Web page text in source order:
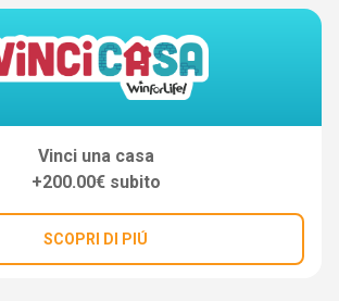
Vinci una casa
+200.00€ subito
SCOPRI DI PIÚ